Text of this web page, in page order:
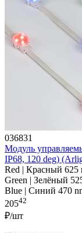
036831
Модуль
IP68, 120 deg)
Red | Красный 625
Green | Зелёный
Blue | Синий 470
20542
₽/шт